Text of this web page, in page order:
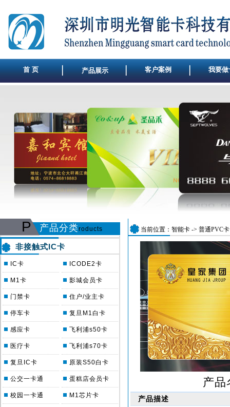
首 页 产品展示 客户案例 我要做
P 产品分类roducts
非接触式IC卡
IC卡
M1卡
门禁卡
停车卡
感应卡
医疗卡
复旦IC卡
公交一卡通
校园一卡通
ICODE2卡
影城会员卡
住户/业主卡
复旦M1白卡
飞利浦s50卡
飞利浦s70卡
原装S50白卡
蛋糕店会员卡
M1芯片卡
当前位置： 智能卡 -> 普通PVC卡
产
产品描述